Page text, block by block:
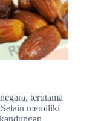
terutama
memiliki